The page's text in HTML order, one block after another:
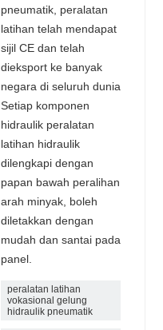
pneumatik, peralatan
latihan telah mendapat
sijil CE dan telah
dieksport ke banyak
negara di seluruh dunia
Setiap komponen
hidraulik peralatan
latihan hidraulik
dilengkapi dengan
papan bawah peralihan
arah minyak, boleh
diletakkan dengan
mudah dan santai pada
panel.
peralatan latihan
vokasional gelung
hidraulik pneumatik